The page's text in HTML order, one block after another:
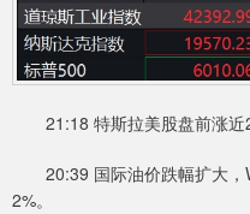
21:18 特斯拉美股盘前涨近
20:39 国际油价跌幅扩大，
2%。